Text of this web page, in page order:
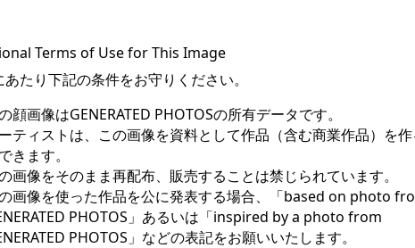
Terms of Use for This Image
たり下記の条件をお守りください。
顔画像はGENERATED PHOTOSの所有データです。
ティストは、この画像を資料として作品（含む商業作品）を作
きます。
画像をそのまま再配布、販売することは禁じられています。
画像を使った作品を公に発表する場合、「based on photo
PHOTOS」あるいは「inspired by a photo from
PHOTOS」などの表記をお願いいたします。